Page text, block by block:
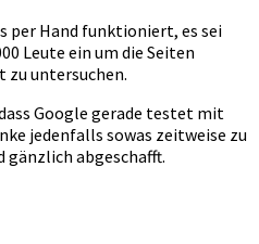
per Hand funktioniert, es sei
Leute ein um die Seiten
zu untersuchen.
Google gerade testet mit
jedenfalls sowas zeitweise zu
gänzlich abgeschafft.